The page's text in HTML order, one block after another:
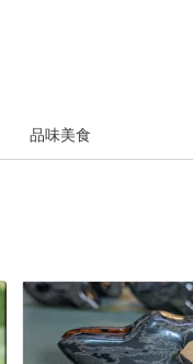
品味美食